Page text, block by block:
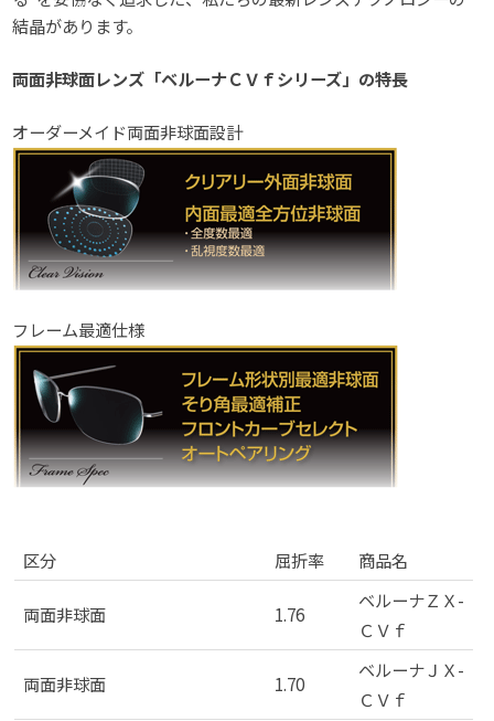
結晶があります。
両面非球面レンズ「ベルーナＣＶｆシリーズ」の特長
オーダーメイド両面非球面設計
フレーム最適仕様
区分
屈折率 商品名
両面非球面 1.76
ベルーナＺＸ-
ＣＶｆ
両面非球面 1.70
ベルーナＪＸ-
ＣＶｆ